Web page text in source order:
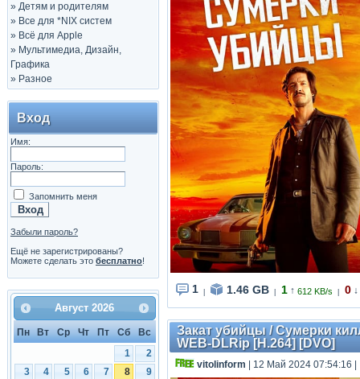
» Детям и родителям
» Все для *NIX систем
» Всё для Apple
» Мультимедиа, Дизайн,
Графика
» Разное
Вход
Имя:
Пароль:
Запомнить меня
Забыли пароль?
Ещё не зарегистрированы?
Можете сделать это бесплатно!
Август 2026
Пн Вт Ср Чт Пт Сб
Вс
1
2
3
4 5 6 7 8
9
1 1.46 GB 1 ↑ 612 KB/s 0 ↓
Закат убийцы / Сумерки
WEB-DLRip [H.264] [DVO]
vitolinform | 12 Май 2024 07:54:16